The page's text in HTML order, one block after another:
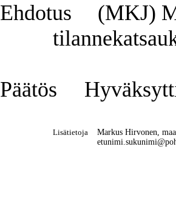
Ehdotus (MKJ)
Päätös
Lisätietoja
Markus Hirvonen,